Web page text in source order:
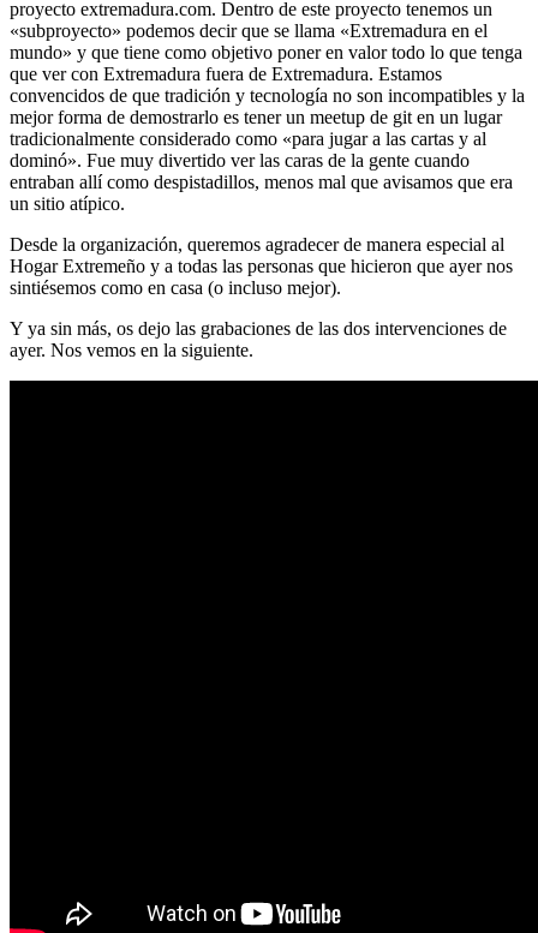
proyecto extremadura.com. Dentro de este proyecto tenemos un
«subproyecto» podemos decir que se llama «Extremadura en el
mundo» y que tiene como objetivo poner en valor todo lo que tenga
que ver con Extremadura fuera de Extremadura. Estamos
convencidos de que tradición y tecnología no son incompatibles y la
mejor forma de demostrarlo es tener un meetup de git en un lugar
tradicionalmente considerado como «para jugar a las cartas y al
dominó». Fue muy divertido ver las caras de la gente cuando
entraban allí como despistadillos, menos mal que avisamos que era
un sitio atípico.
Desde la organización, queremos agradecer de manera especial al
Hogar Extremeño y a todas las personas que hicieron que ayer nos
sintiésemos como en casa (o incluso mejor).
Y ya sin más, os dejo las grabaciones de las dos intervenciones de
ayer. Nos vemos en la siguiente.